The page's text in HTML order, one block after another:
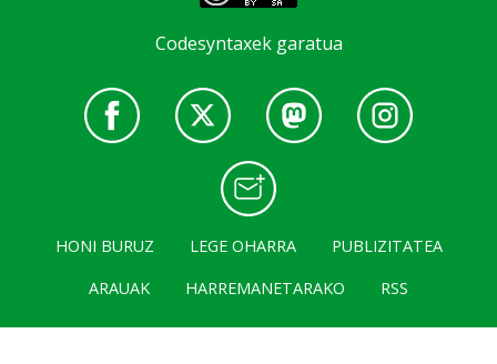
Codesyntaxek garatua
HONI BURUZ LEGE OHARRA
PUBLIZITATEA
ARAUAK
HARREMANETARAKO RSS